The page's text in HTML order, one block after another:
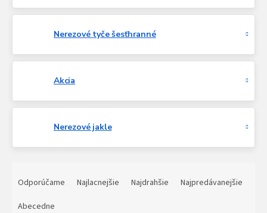
Nerezové tyče šesťhranné
Akcia
Nerezové jakle
Odporúčame Najlacnejšie Najdrahšie
Najpredávanejšie
Abecedne